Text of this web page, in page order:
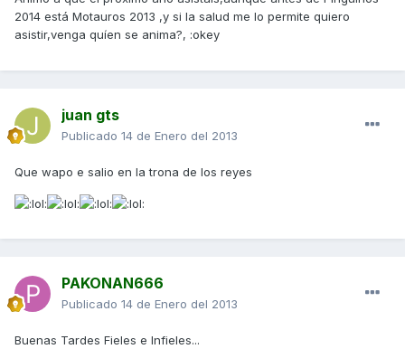
2014 está Motauros 2013 ,y si la salud me lo permite quiero
asistir,venga quíen se anima?, :okey
juan gts
Publicado 14 de Enero del 2013
Que wapo e salio en la trona de los reyes
PAKONAN666
Publicado 14 de Enero del 2013
Buenas Tardes Fieles e Infieles...